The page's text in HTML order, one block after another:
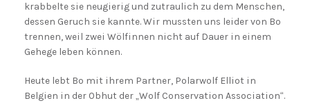
krabbelte sie neugierig und zutraulich zu dem Menschen,
dessen Geruch sie kannte. Wir mussten uns leider von Bo
trennen, weil zwei Wölfinnen nicht auf Dauer in einem
Gehege leben können.
Heute lebt Bo mit ihrem Partner, Polarwolf Elliot in
Belgien in der Obhut der „Wolf Conservation Association“.